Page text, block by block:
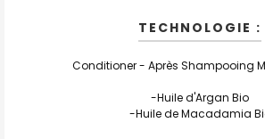
TECHNOLOGIE :
Conditioner - Après Shampooing
-Huile d'Argan Bio
-Huile de Macadamia